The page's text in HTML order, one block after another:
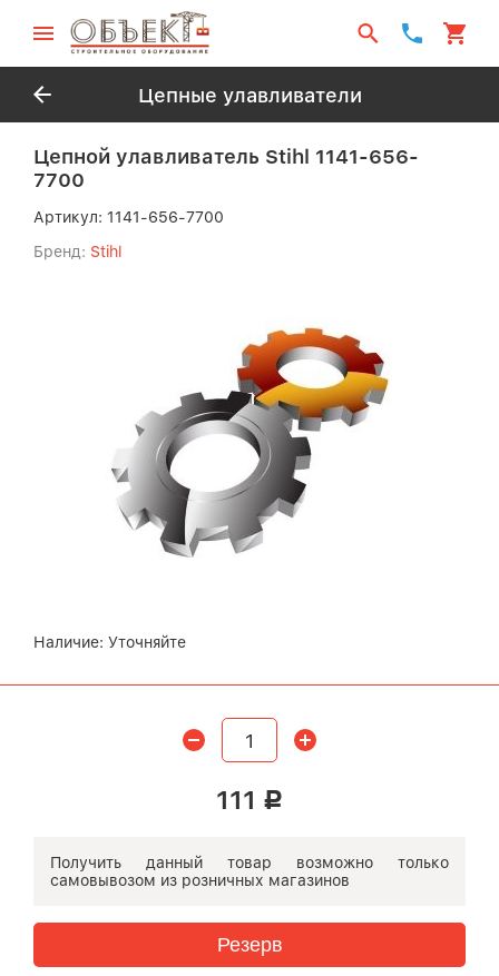
Цепные улавливатели
Цепной улавливатель Stihl 1141-656-
7700
Артикул: 1141-656-7700
Бренд: Stihl
Наличие: Уточняйте
111 Р
Получить данный товар возможно только
самовывозом из розничных магазинов
Резерв